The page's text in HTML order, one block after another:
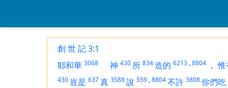
創 世 記 3:1
耶和華 3068 神 430 所 834造的 6213 ,8804 ， 惟
430 豈是 637真 3588說 559 ,8804不許 3808你們吃